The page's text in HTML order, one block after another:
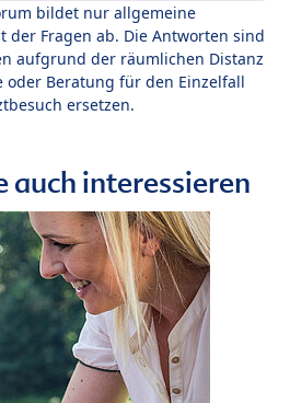
bildet nur allgemeine
Fragen ab. Die Antworten sind
aufgrund der räumlichen Distanz
oder Beratung für den Einzelfall
ersetzen.
auch interessieren